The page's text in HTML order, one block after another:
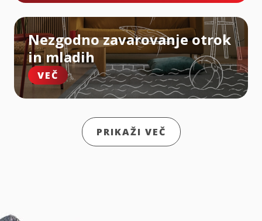
Nezgodno zavarovanje otrok
in mladih
VEČ
PRIKAŽI VEČ